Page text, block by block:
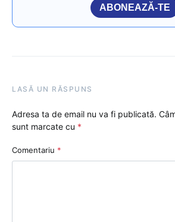
ABONEAZĂ-TE
LASĂ UN RĂSPUNS
Adresa ta de email nu va fi publicată.
sunt marcate cu *
Comentariu *